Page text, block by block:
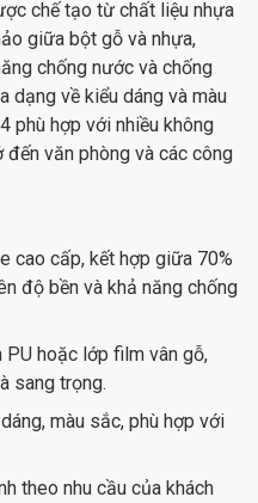
chế tạo từ chất liệu nhựa
giữa bột gỗ và nhựa,
chống nước và chống
dạng về kiểu dáng và màu
phù hợp với nhiều không
đến văn phòng và các công
cao cấp, kết hợp giữa 70%
độ bền và khả năng chống
hoặc lớp film vân gỗ,
sang trọng.
màu sắc, phù hợp với
theo nhu cầu của khách